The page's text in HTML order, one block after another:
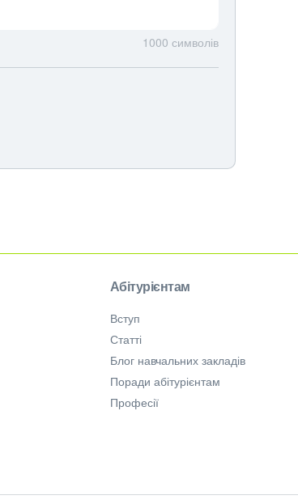
1000 символів
Абітурієнтам
Вступ
Статті
Блог навчальних закладів
Поради абітурієнтам
Професії